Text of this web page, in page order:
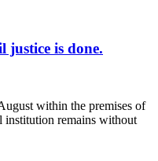
is done.
within the premises of
institution remains without